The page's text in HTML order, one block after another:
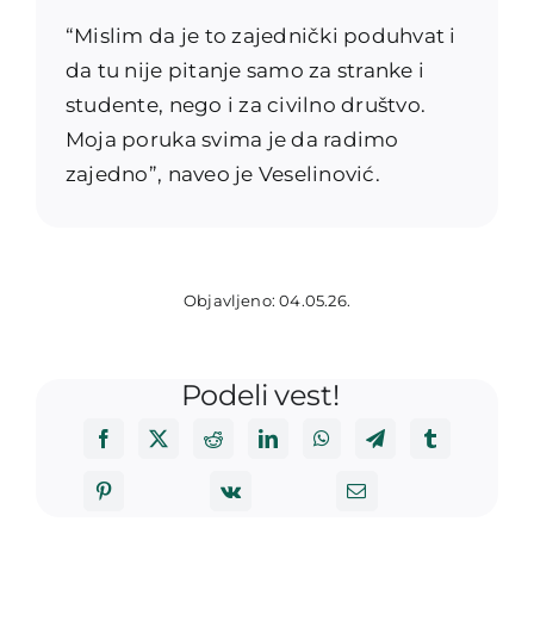
“Mislim da je to zajednički poduhvat i
da tu nije pitanje samo za stranke i
studente, nego i za civilno društvo.
Moja poruka svima je da radimo
zajedno”, naveo je Veselinović.
Objavljeno: 04.05.26.
Podeli vest!